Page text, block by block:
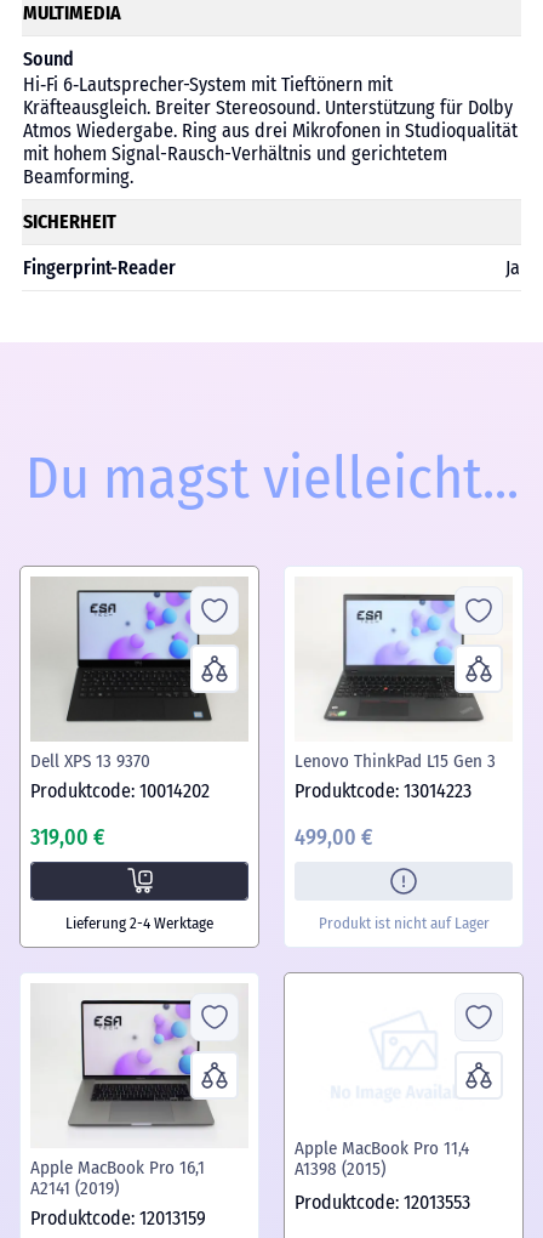
MULTIMEDIA
Sound
Hi‑Fi 6‑Lautsprecher-System mit Tieftönern mit
Kräfteausgleich. Breiter Stereosound. Unterstützung für Dolby
Atmos Wiedergabe. Ring aus drei Mikrofonen in Studioqualität
mit hohem Signal-Rausch-Verhältnis und gerichtetem
Beamforming.
SICHERHEIT
Fingerprint-Reader
Ja
Du magst vielleicht...
Dell XPS 13 9370
Produktcode: 10014202
319,00 €
Lieferung 2-4 Werktage
Lenovo ThinkPad L15 Gen 3
Produktcode: 13014223
499,00 €
Produkt ist nicht auf Lager
Apple MacBook Pro 16,1
A2141 (2019)
Produktcode: 12013159
Apple MacBook Pro 11,4
A1398 (2015)
Produktcode: 12013553